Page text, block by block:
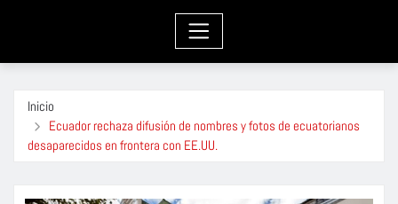
Inicio
Ecuador rechaza difusión de nombres y fotos de ecuatorianos
desaparecidos en frontera con EE.UU.